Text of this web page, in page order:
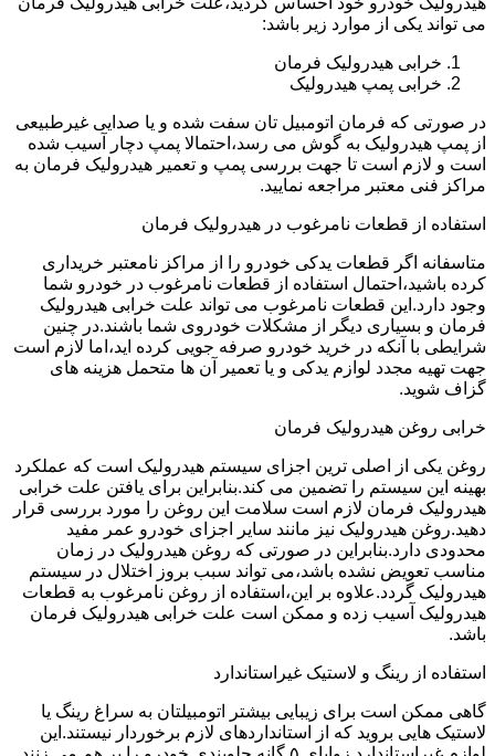
می تواند یکی از موارد زیر باشد:
خرابی هیدرولیک فرمان
خرابی پمپ هیدرولیک
در صورتی که فرمان اتومبیل تان سفت شده و یا صدایی غیرطبیعی
از پمپ هیدرولیک به گوش می رسد،احتمالا پمپ دچار آسیب شده
است و لازم است تا جهت بررسی پمپ و تعمیر هیدرولیک فرمان به
مراکز فنی معتبر مراجعه نمایید.
استفاده از قطعات نامرغوب در هیدرولیک فرمان
متاسفانه اگر قطعات یدکی خودرو را از مراکز نامعتبر خریداری
کرده باشید،احتمال استفاده از قطعات نامرغوب در خودرو شما
وجود دارد.این قطعات نامرغوب می تواند علت خرابی هیدرولیک
فرمان و بسیاری دیگر از مشکلات خودروی شما باشند.در چنین
شرایطی با آنکه در خرید خودرو صرفه جویی کرده اید،اما لازم است
جهت تهیه مجدد لوازم یدکی و یا تعمیر آن ها متحمل هزینه های
گزاف شوید.
خرابی روغن هیدرولیک فرمان
روغن یکی از اصلی ترین اجزای سیستم هیدرولیک است که عملکرد
بهینه این سیستم را تضمین می کند.بنابراین برای یافتن علت خرابی
هیدرولیک فرمان لازم است سلامت این روغن را مورد بررسی قرار
دهید.روغن هیدرولیک نیز مانند سایر اجزای خودرو عمر مفید
محدودی دارد.بنابراین در صورتی که روغن هیدرولیک در زمان
مناسب تعویض نشده باشد،می تواند سبب بروز اختلال در سیستم
هیدرولیک گردد.علاوه بر این،استفاده از روغن نامرغوب به قطعات
هیدرولیک آسیب زده و ممکن است علت خرابی هیدرولیک فرمان
باشد.
استفاده از رینگ و لاستیک غیراستاندارد
گاهی ممکن است برای زیبایی بیشتر اتومبیلتان به سراغ رینگ یا
لاستیک هایی بروید که از استانداردهای لازم برخوردار نیستند.این